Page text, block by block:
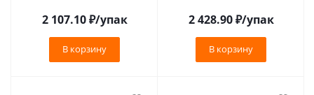
2 107.10₽/упак
В корзину
2 428.90₽/упак
В корзину